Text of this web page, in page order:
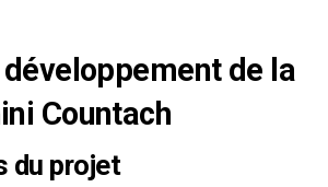
développement de la
Countach
du projet